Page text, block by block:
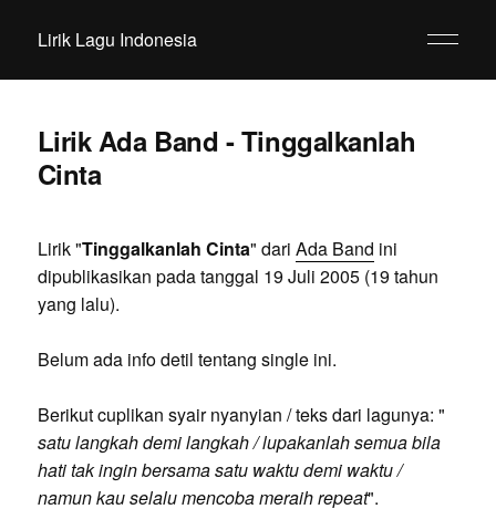
Lirik Lagu Indonesia
Lirik Ada Band - Tinggalkanlah
Cinta
Lirik "Tinggalkanlah Cinta" dari Ada Band ini
dipublikasikan pada tanggal 19 Juli 2005 (19 tahun
yang lalu).
Belum ada info detil tentang single ini.
Berikut cuplikan syair nyanyian / teks dari lagunya: "
satu langkah demi langkah / lupakanlah semua bila
hati tak ingin bersama satu waktu demi waktu /
namun kau selalu mencoba meraih repeat".